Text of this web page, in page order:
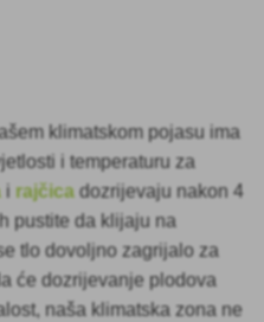
klimatskom pojasu ima
i temperaturu za
irajčica dozrijevaju nakon 4
pustite da klijaju na
tlo dovoljno zagrijalo za
će dozrijevanje plodova
naša klimatska zona ne